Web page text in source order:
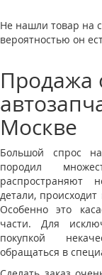
Не нашли товар на
вероятностью он
Продажа
Москве
Большой спрос
породил
распространяют
детали,
Особенно это
части. Для
покупкой
обращаться в